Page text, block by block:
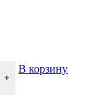
+
В корзину